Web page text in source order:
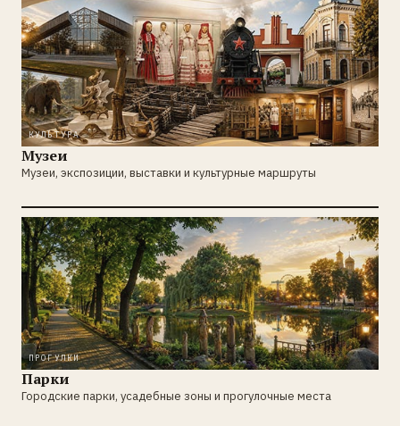
КУЛЬТУРА
Музеи
Музеи, экспозиции, выставки и культурные маршруты
ПРОГУЛКИ
Парки
Городские парки, усадебные зоны и прогулочные места